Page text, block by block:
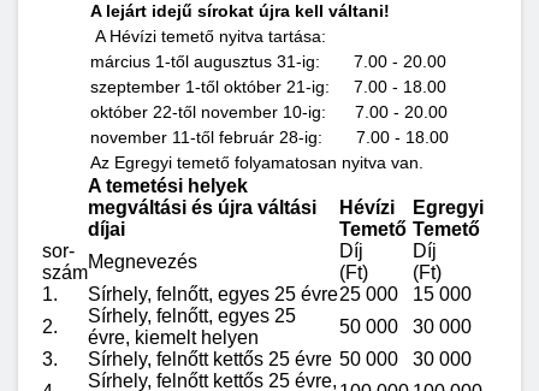
A lejárt idejű sírokat újra kell váltani!
A Hévízi temető nyitva tartása:
március 1-től augusztus 31-ig: 7.00 - 20.00
szeptember 1-től október 21-ig: 7.00 - 18.00
október 22-től november 10-ig: 7.00 - 20.00
november 11-től február 28-ig: 7.00 - 18.00
Az Egregyi temető folyamatosan nyitva van.
A temetési helyek
megváltási és újra váltási
díjai
Hévízi
Temető
Egregyi
Temető
sor-
szám
Megnevezés
Díj
(Ft)
Díj
(Ft)
1.
Sírhely, felnőtt, egyes 25 évre25 000
15 000
2.
Sírhely, felnőtt, egyes 25
évre, kiemelt helyen
50 000
30 000
3.
Sírhely, felnőtt kettős 25 évre 50 000
30 000
Sírhely, felnőtt kettős 25 évre,